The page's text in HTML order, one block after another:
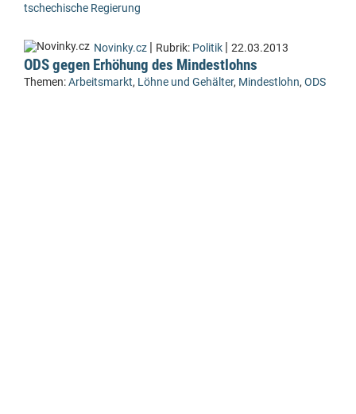
tschechische Regierung
Novinky.cz | Rubrik: Politik | 22.03.2013
ODS gegen Erhöhung des Mindestlohns
Themen:Arbeitsmarkt, Löhne und Gehälter, Mindestlohn, ODS